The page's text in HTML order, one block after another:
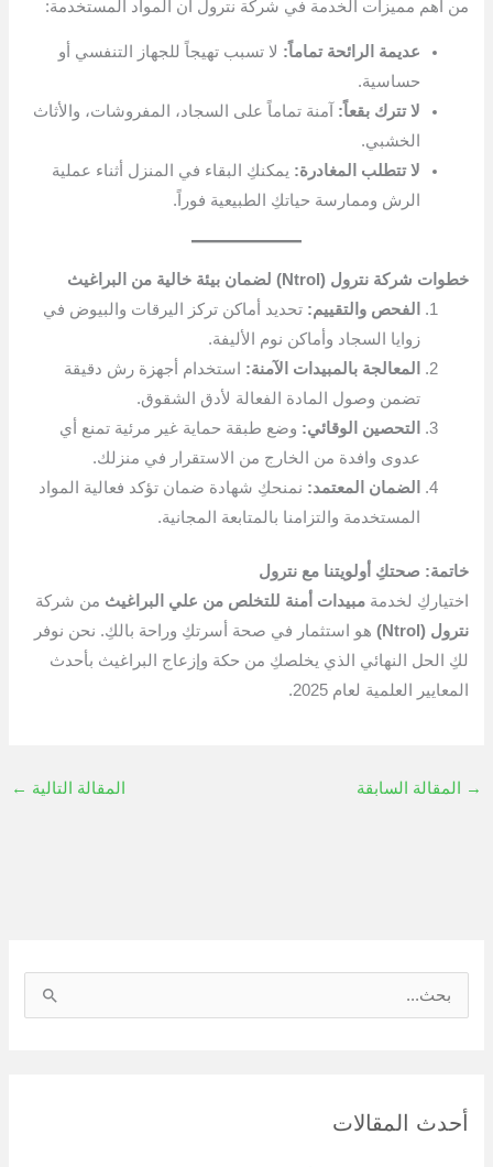
من أهم مميزات الخدمة في شركة نترول أن المواد المستخدمة:
عديمة الرائحة تماماً: لا تسبب تهيجاً للجهاز التنفسي أو
حساسية.
لا تترك بقعاً: آمنة تماماً على السجاد، المفروشات، والأثاث
الخشبي.
لا تتطلب المغادرة: يمكنكِ البقاء في المنزل أثناء عملية
الرش وممارسة حياتكِ الطبيعية فوراً.
خطوات شركة نترول (Ntrol) لضمان بيئة خالية من البراغيث
الفحص والتقييم: تحديد أماكن تركز اليرقات والبيوض في
زوايا السجاد وأماكن نوم الأليفة.
المعالجة بالمبيدات الآمنة: استخدام أجهزة رش دقيقة
تضمن وصول المادة الفعالة لأدق الشقوق.
التحصين الوقائي: وضع طبقة حماية غير مرئية تمنع أي
عدوى وافدة من الخارج من الاستقرار في منزلك.
الضمان المعتمد: نمنحكِ شهادة ضمان تؤكد فعالية المواد
المستخدمة والتزامنا بالمتابعة المجانية.
خاتمة: صحتكِ أولويتنا مع نترول
اختياركِ لخدمةمبيدات أمنة للتخلص من علي البراغيث من شركة
نترول (Ntrol)
هو استثمار في صحة أسرتكِ وراحة بالكِ. نحن نوفر
لكِ الحل النهائي الذي يخلصكِ من حكة وإزعاج البراغيث بأحدث
المعايير العلمية لعام 2025.
→ المقالة السابقة المقالة التالية ←
ثأحدث المقالات